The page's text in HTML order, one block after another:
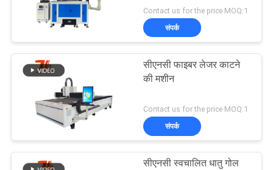
Contact us for the price MOQ:1
संपर्क
सीएनसी फाइबर लेजर काटने
की मशीन
Contact us for the price MOQ:1
संपर्क
सीएनसी स्वचालित धातु गोल